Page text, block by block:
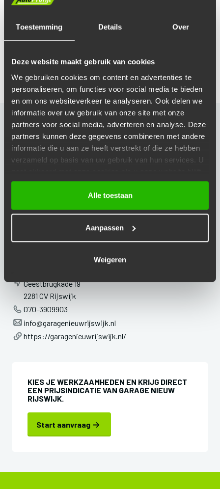
Toestemming Details Over
Deze website maakt gebruik van cookies
We gebruiken cookies om content en advertenties te
personaliseren, om functies voor social media te bieden
en om ons websiteverkeer te analyseren. Ook delen we
informatie over uw gebruik van onze site met onze
partners voor social media, adverteren en analyse. Deze
partners kunnen deze gegevens combineren met andere
informatie die u aan ze heeft verstrekt of die ze hebben
verzameld op basis van uw gebruik van hun services. U
gebruiken.
Alle toestaan
Aanpassen
Weigeren
Stap op tijd over naar zomerbanden voor
voor elk seizoen.
Afspraak maken
OPENINGSTIJDEN
Maandag
08:00 - 18:00
Dinsdag
08:00 - 18:00
08:00 - 18:00
Zaterdag
Gesloten
Geestbrugkade 19
2281 CV Rijswijk
070-3909903
info@garagenieuwrijswijk.nl
https://garagenieuwrijswijk.nl/
KIES JE WERKZAAMHEDEN EN KRIJG DIRECT
EEN PRIJSINDICATIE VAN GARAGE NIEUW
RIJSWIJK.
Start aanvraag